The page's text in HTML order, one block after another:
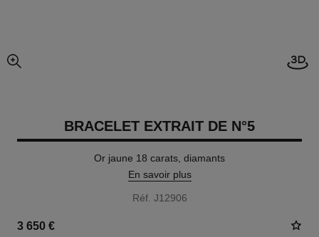
agrandissement
BRACELET EXTRAIT DE N°5
Or jaune 18 carats, diamants
En savoir plus
Réf. J12906
3 650 €